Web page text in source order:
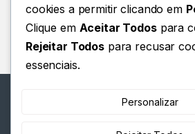
cookies a permitir clicando em
Clique em Aceitar Todospara
Rejeitar Todos para recusar
essenciais.
Personalizar